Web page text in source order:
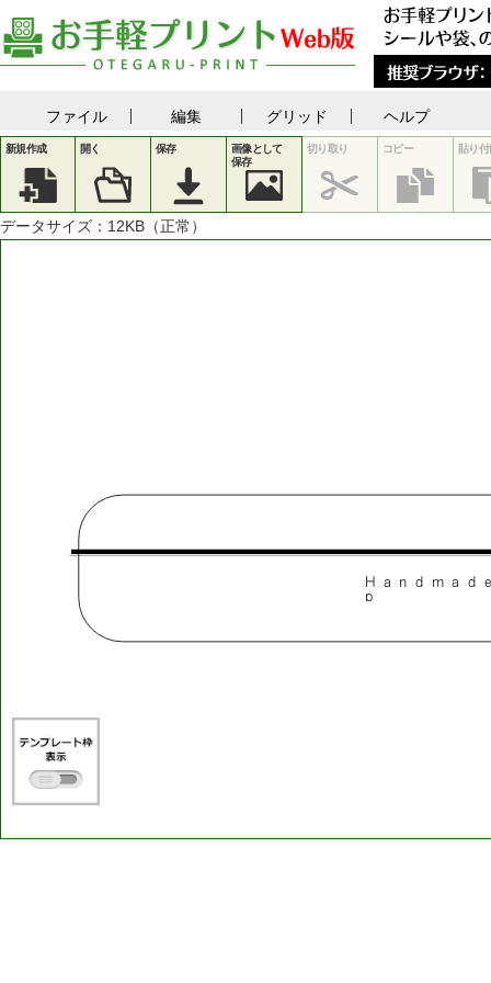
ファイル 編集 グリッド ヘルプ
新規作成 開く 保存
画像として
保存
切り取り コピー 貼り付
データサイズ： 12KB（正常）
H a n d m a d e
p